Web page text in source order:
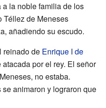
la noble familia de los
Téllez de Meneses
añadiendo su escudo.
reinado de Enrique I de
por el rey. El señor
no estaba.
animaron y lograron que